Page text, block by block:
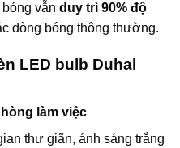
vẫn duy trì 90% độ
dòng bóng thông thường.
LED bulb Duhal
làm việc
thư giãn, ánh sáng trắng